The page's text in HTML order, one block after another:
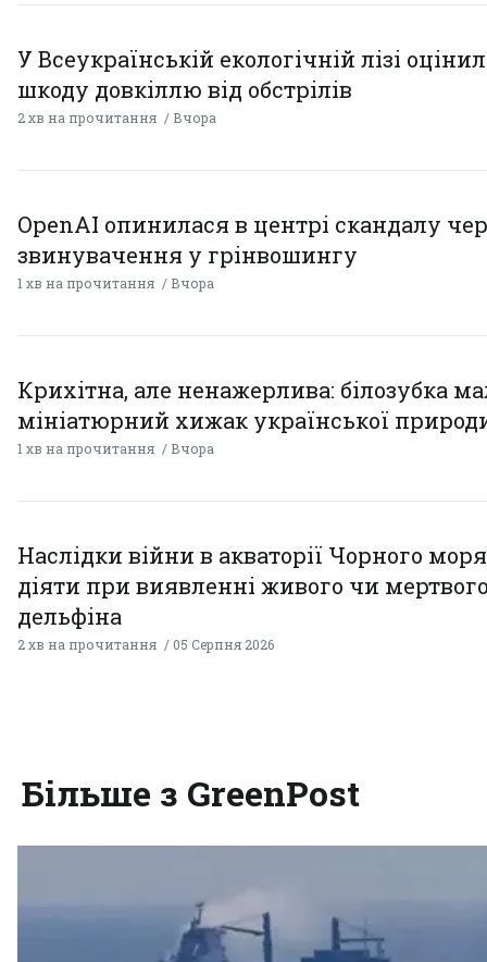
У Всеукраїнській екологічній лізі
шкоду довкіллю від обстрілів
2 хв на прочитання Вчора
OpenAI опинилася в центрі скандалу
звинувачення у грінвошингу
1 хв на прочитання Вчора
Крихітна, але ненажерлива: білозубка
мініатюрний хижак української
1 хв на прочитання Вчора
Наслідки війни в акваторії Чорного
діяти при виявленні живого чи
дельфіна
2 хв на прочитання 05 Серпня 2026
Більше з GreenPost